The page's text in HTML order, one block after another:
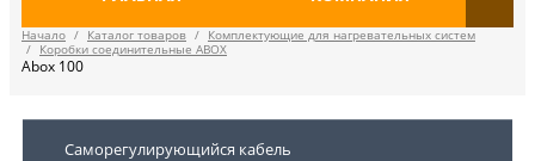
Начало / Каталог товаров /
Комплектующие для нагревательных систем
/
Коробки соединительные ABOX
Abox 100
Саморегулирующийся кабель